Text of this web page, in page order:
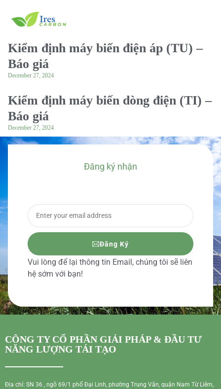
Kiểm định máy biến điện áp (TU) –
Báo giá
December 27, 2024
Kiểm định máy biến dòng điện (TI) –
Báo giá
December 27, 2024
Đăng ký nhận
Đăng Ký
Vui lòng để lại thông tin Email, chúng tôi sẽ liên
hệ sớm với bạn!
CÔNG TY CỔ PHẦN GIẢI PHÁP & ĐẦU TƯ
NĂNG LƯỢNG TÁI TẠO
Địa chỉ: SN 36 , ngõ 69/1 phố Đại Linh, phường Trung Văn, quận Nam Từ Liêm,